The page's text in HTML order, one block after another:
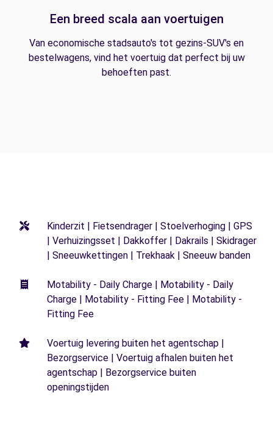
Een breed scala aan voertuigen
Van economische stadsauto's tot gezins-SUV's en
bestelwagens, vind het voertuig dat perfect bij uw
behoeften past.
Kinderzit | Fietsendrager | Stoelverhoging | GPS
| Verhuizingsset | Dakkoffer | Dakrails | Skidrager
| Sneeuwkettingen | Trekhaak | Sneeuw banden
Motability - Daily Charge | Motability - Daily
Charge | Motability - Fitting Fee | Motability -
Fitting Fee
Voertuig levering buiten het agentschap |
Bezorgservice | Voertuig afhalen buiten het
agentschap | Bezorgservice buiten
openingstijden